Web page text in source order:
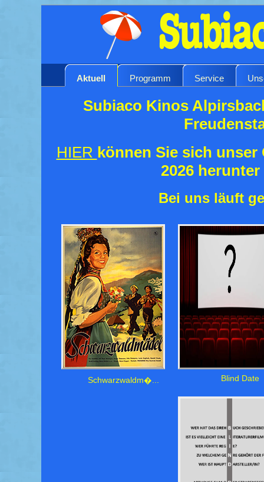
Aktuell Programm Service
Subiaco Kinos
HIER können Sie sich
2026
Bei uns läuft
Schwarzwaldm�... Blind Date